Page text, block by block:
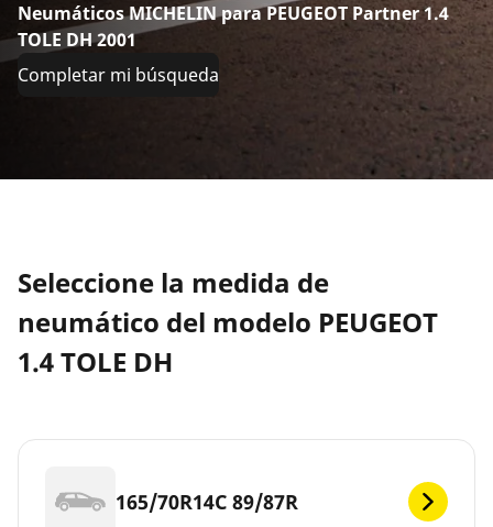
Neumáticos MICHELIN para PEUGEOT Partner 1.4
TOLE DH 2001
Completar mi búsqueda
Seleccione la medida de
neumático del modelo PEUGEOT
1.4 TOLE DH
165/70R14C 89/87R